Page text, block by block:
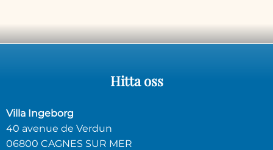
Hitta oss
Villa Ingeborg
40 avenue de Verdun
06800 CAGNES SUR MER